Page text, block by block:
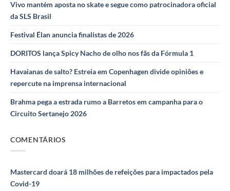
Vivo mantém aposta no skate e segue como patrocinadora oficial
da SLS Brasil
Festival Élan anuncia finalistas de 2026
DORITOS lança Spicy Nacho de olho nos fãs da Fórmula 1
Havaianas de salto? Estreia em Copenhagen divide opiniões e
repercute na imprensa internacional
Brahma pega a estrada rumo a Barretos em campanha para o
Circuito Sertanejo 2026
COMENTÁRIOS
Mastercard doará 18 milhões de refeições para impactados pela
Covid-19